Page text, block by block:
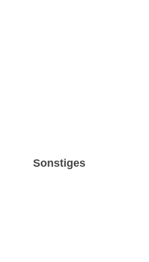
Sonstiges